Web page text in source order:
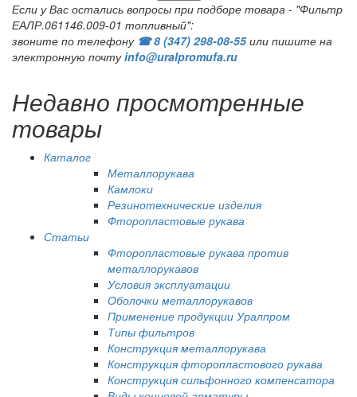
Если у Вас остались вопросы при подборе товара - "Фильтр
ЕАЛР.061146.009-01 топливный":
звоните по телефону ☎ 8 (347) 298‑08‑55или пишите на
электронную почтуinfo@uralpromufa.ru
Недавно просмотренные
товары
Каталог
Металлорукава
Камлоки
Резинотехнические изделия
Фторопластовые рукава
Статьи
Фторопластовые рукава против
металлорукавов
Условия эксплуатации
Оболочки металлорукавов
Применение продукции Уралпром
Типы фильтров
Конструкция металлорукава
Конструкция фторопластового рукава
Конструкция сильфонного компенсатора